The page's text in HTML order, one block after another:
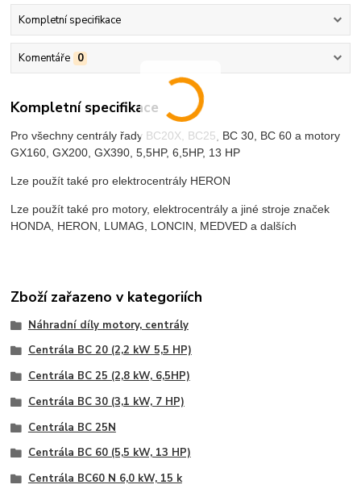
Kompletní specifikace
Komentáře 0
Kompletní specifikace
Pro všechny centrály řady BC20X, BC25, BC 30, BC 60 a motory
GX160, GX200, GX390, 5,5HP, 6,5HP, 13 HP
Lze použít také pro elektrocentrály HERON
Lze použít také pro motory, elektrocentrály a jiné stroje značek
HONDA, HERON, LUMAG, LONCIN, MEDVED a dalších
Zboží zařazeno v kategoriích
Náhradní díly motory, centrály
Centrála BC 20 (2,2 kW 5,5 HP)
Centrála BC 25 (2,8 kW, 6,5HP)
Centrála BC 30 (3,1 kW, 7 HP)
Centrála BC 25N
Centrála BC 60 (5,5 kW, 13 HP)
Centrála BC60 N 6,0 kW, 15 k